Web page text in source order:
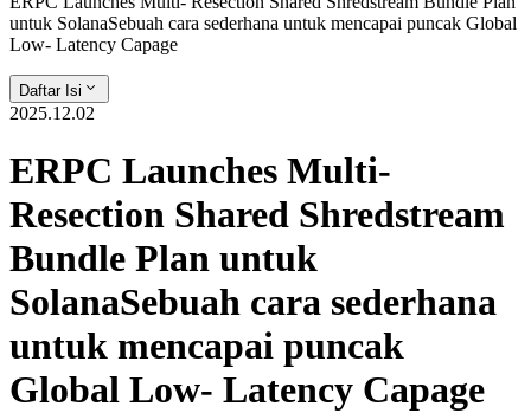
untuk SolanaSebuah cara sederhana untuk mencapai puncak Global
Low- Latency Capage
Daftar Isi
2025.12.02
ERPC Launches Multi-
Resection Shared Shredstream
Bundle Plan untuk
SolanaSebuah cara sederhana
untuk mencapai puncak
Global Low- Latency Capage